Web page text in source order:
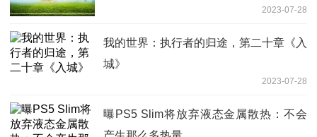
2023-07-28
我的世界：执行者的归途，第二十章《入
城》
2023-07-28
曝PS5 Slim将放弃液态金属散热：不会